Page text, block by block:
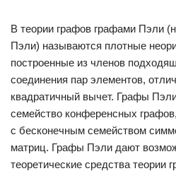
В теории графов графами Пэли
Пэли) называются плотные
построенные из членов
соединения пар элементов,
квадратичный вычет. Графы
семейство конференсных
с бесконечным семейством
матриц. Графы Пэли дают
теоретические средства теории